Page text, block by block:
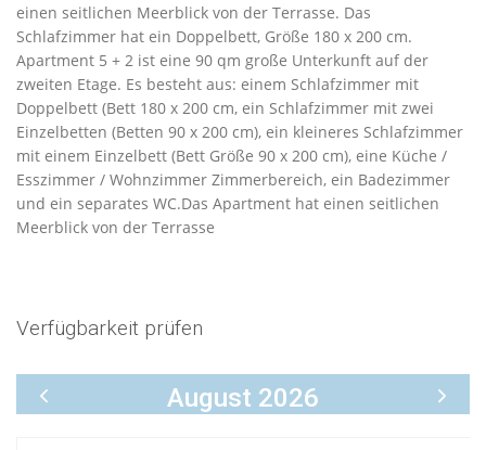
einen seitlichen Meerblick von der Terrasse. Das
Schlafzimmer hat ein Doppelbett, Größe 180 x 200 cm.
Apartment 5 + 2 ist eine 90 qm große Unterkunft auf der
zweiten Etage. Es besteht aus: einem Schlafzimmer mit
Doppelbett (Bett 180 x 200 cm, ein Schlafzimmer mit zwei
Einzelbetten (Betten 90 x 200 cm), ein kleineres Schlafzimmer
mit einem Einzelbett (Bett Größe 90 x 200 cm), eine Küche /
Esszimmer / Wohnzimmer Zimmerbereich, ein Badezimmer
und ein separates WC.Das Apartment hat einen seitlichen
Meerblick von der Terrasse
Verfügbarkeit prüfen
August 2026